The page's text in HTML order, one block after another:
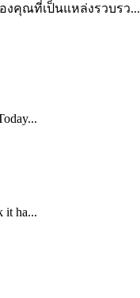
งคุณที่เป็นแหล่งรวบรว...
it ha...